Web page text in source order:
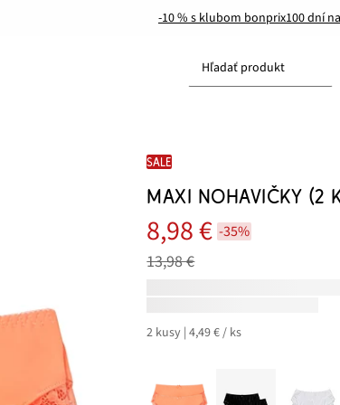
-10 % s klubom bonprix100 dní
Hľadať produkt
SALE
MAXI NOHAVIČKY (2
8,98 € -35%
13,98 €
2 kusy | 4,49 € / ks